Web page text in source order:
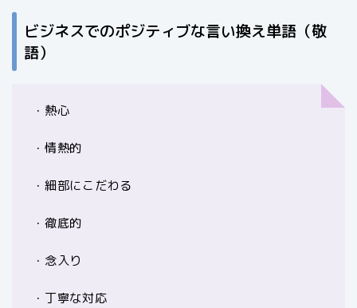
ビジネスでのポジティブな言い換え単語（敬
語）
・熱心
・情熱的
・細部にこだわる
・徹底的
・念入り
・丁寧な対応